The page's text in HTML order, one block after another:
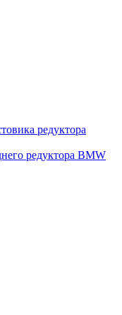
редуктора
редуктора BMW